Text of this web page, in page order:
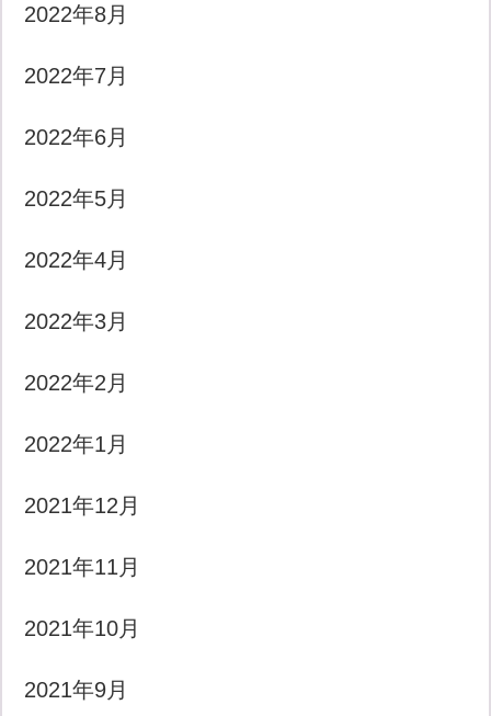
2022年8月
2022年7月
2022年6月
2022年5月
2022年4月
2022年3月
2022年2月
2022年1月
2021年12月
2021年11月
2021年10月
2021年9月